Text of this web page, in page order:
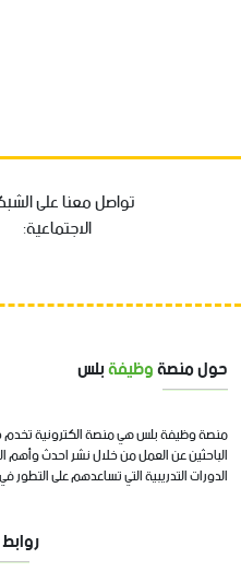
تواصل معنا على
الاجتماعية:
حول منصةوظيفةبلس
منصة وظيفة بلس هي منصة الكترونية
الباحثين عن العمل من خلال نشر احدث
الدورات التدريبية التي تساعدهم على